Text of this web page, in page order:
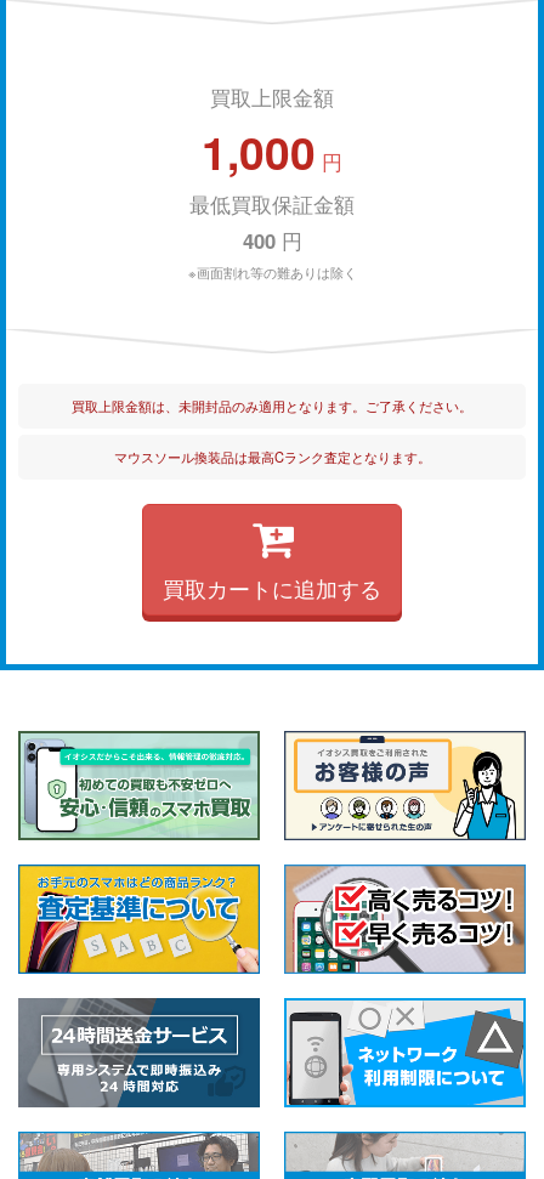
買取上限金額
1,000 円
最低買取保証金額
400円
※画面割れ等の難ありは除く
買取上限金額は、未開封品のみ適用となります。ご了承ください。
マウスソール換装品は最高Cランク査定となります。
買取カートに追加する